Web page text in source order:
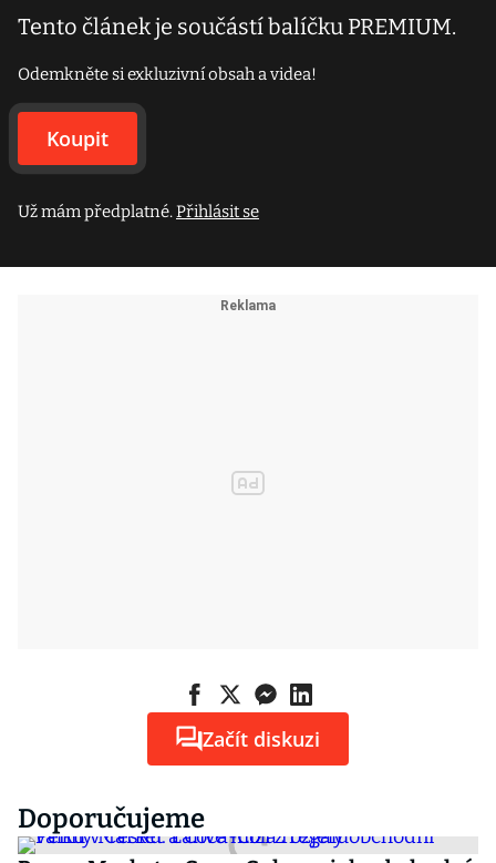
Tento článek je součástí balíčku PREMIUM.
Odemkněte si exkluzivní obsah a videa!
Koupit
Už mám předplatné.Přihlásit se
Začít diskuzi
Doporučujeme